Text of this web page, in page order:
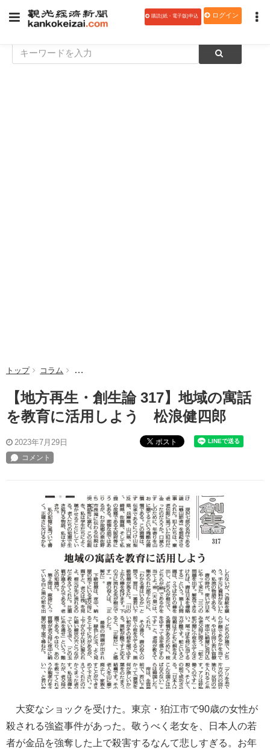
購読(紙・電子版)申込 ログイン
トップ コラム 【地方再生・創生論 317】地域の寓話を教育に活用し
【地方再生・創生論 317】地域の寓話
を教育に活用しよう 松浪健四郎
2023年7月29日 ポスト
大変なショックを受けた。東京・狛江市で90歳の女性が
殺される強盗事件があった。敬うべく老女を、日本人の若
者が金品を強奪した上で殺害するなんて悲しすぎる。お年